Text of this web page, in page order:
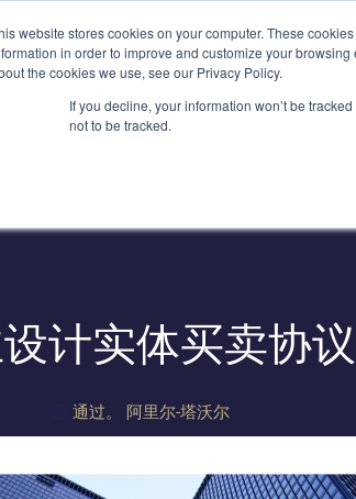
website stores cookies on your computer. These
in order to improve and customize your
the cookies we use, see our Privacy Policy.
If you decline, your information won’t be
not to be tracked.
service@lions.financial 纽约州纽约市洛克菲勒广场45号
首页 服务
计实体买卖协
通过。 阿里尔-塔沃尔